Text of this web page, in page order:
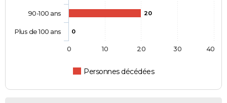
20
0
Personnes décédées
90-100 ans
Plus de 100 ans
0 10 20 30 40